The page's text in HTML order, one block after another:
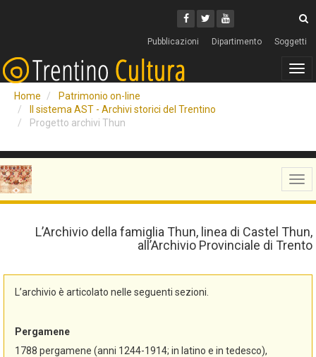
Facebook
Twitter
Youtube
Pubblicazioni Dipartimento Soggetti
Home
Patrimonio on-line
Il sistema AST - Archivi storici del Trentino
Progetto archivi Thun
L’Archivio della famiglia Thun, linea di Castel Thun,
all’Archivio Provinciale di Trento
L’archivio è articolato nelle seguenti sezioni.
Pergamene
1788 pergamene (anni 1244-1914; in latino e in tedesco),